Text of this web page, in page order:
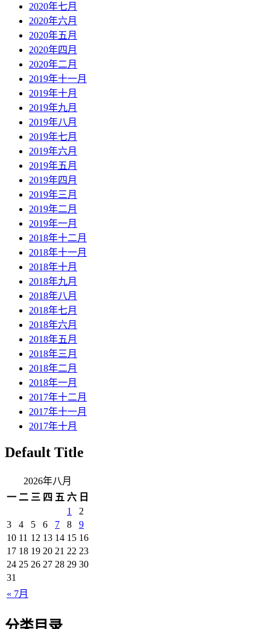
2020年七月
2020年六月
2020年五月
2020年四月
2020年二月
2019年十一月
2019年十月
2019年九月
2019年八月
2019年七月
2019年六月
2019年五月
2019年四月
2019年三月
2019年二月
2019年一月
2018年十二月
2018年十一月
2018年十月
2018年九月
2018年八月
2018年七月
2018年六月
2018年五月
2018年三月
2018年二月
2018年一月
2017年十二月
2017年十一月
2017年十月
Default Title
2026年八月
一 二 三 四 五 六 日
« 7月
1
2
3
4 5 6 7 8
9
10 11 12 13 14 15 16
17 18 19 20 21 22 23
24 25 26 27 28 29 30
31
分类目录